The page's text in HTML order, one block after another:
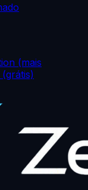
(mais